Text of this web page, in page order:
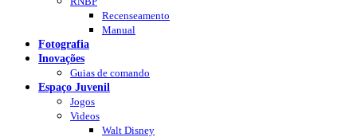
Recenseamento
Manual
Fotografia
Inovações
Guias de comando
Espaço Juvenil
Jogos
Videos
Walt Disney